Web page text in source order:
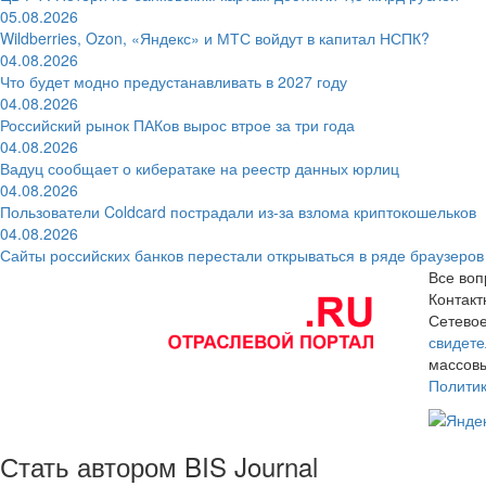
05.08.2026
Wildberries, Ozon, «Яндекс» и МТС войдут в капитал НСПК?
04.08.2026
Что будет модно предустанавливать в 2027 году
04.08.2026
Российский рынок ПАКов вырос втрое за три года
04.08.2026
Вадуц сообщает о кибератаке на реестр данных юрлиц
04.08.2026
Пользователи Coldcard пострадали из-за взлома криптокошельков
04.08.2026
Сайты российских банков перестали открываться в ряде браузеров
Все
Стать автором BIS Journal